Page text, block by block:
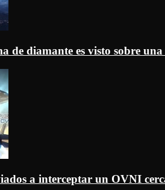
de diamante es visto sobre
a interceptar un OVNI